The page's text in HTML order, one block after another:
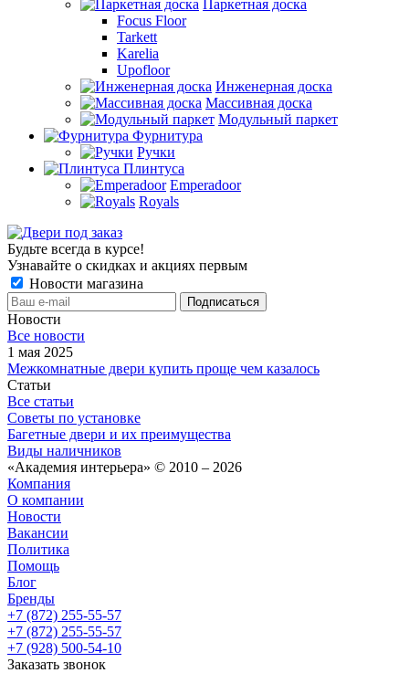
Паркетная доска
Focus Floor
Tarkett
Karelia
Upofloor
Инженерная доска
Массивная доска
Модульный паркет
Фурнитура
Ручки
Плинтуса
Emperadoor
Royals
Будьте всегда в курсе!
Узнавайте о скидках и акциях первым
Новости магазина
Новости
Все новости
1 мая 2025
Межкомнатные двери купить проще чем казалось
Статьи
Все статьи
Советы по установке
Багетные двери и их преимущества
Виды наличников
«Академия интерьера» © 2010 – 2026
Компания
О компании
Новости
Вакансии
Политика
Помощь
Блог
Бренды
+7 (872) 255-55-57
+7 (872) 255-55-57
+7 (928) 500-54-10
Заказать звонок